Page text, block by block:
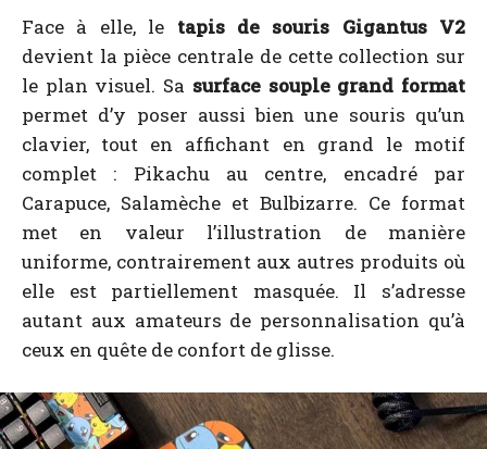
Face à elle, le tapis de souris Gigantus V2
devient la pièce centrale de cette collection sur
le plan visuel. Sa surface souple grand format
permet d’y poser aussi bien une souris qu’un
clavier, tout en affichant en grand le motif
complet : Pikachu au centre, encadré par
Carapuce, Salamèche et Bulbizarre. Ce format
met en valeur l’illustration de manière
uniforme, contrairement aux autres produits où
elle est partiellement masquée. Il s’adresse
autant aux amateurs de personnalisation qu’à
ceux en quête de confort de glisse.